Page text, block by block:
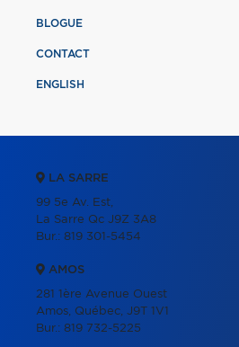
BLOGUE
CONTACT
ENGLISH
LA SARRE
99 5e Av. Est,
La Sarre Qc J9Z 3A8
Bur.: 819 301-5454
AMOS
281 1ère Avenue Ouest
Amos, Québec, J9T 1V1
Bur.: 819 732-5225